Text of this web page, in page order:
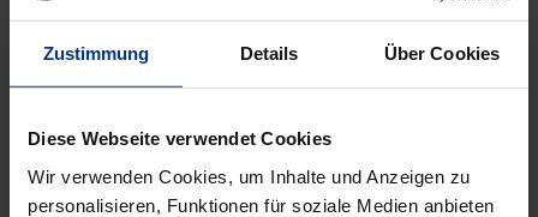
Zustimmung Details Über Cookies
Diese Webseite verwendet Cookies
Wir verwenden Cookies, um Inhalte und Anzeigen zu
personalisieren, Funktionen für soziale Medien anbieten
Available
may vary at checkout.
Add to Cart